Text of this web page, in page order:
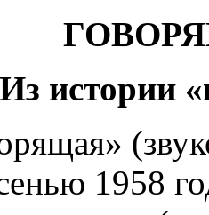
Из истории
1958